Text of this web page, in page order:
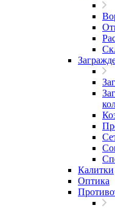
Калитки
Оптика